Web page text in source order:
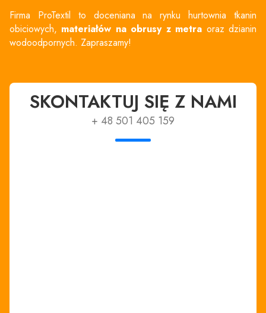
Firma ProTextil to doceniana na rynku hurtownia tkanin
obiciowych, materiałów na obrusy z metra oraz dzianin
wodoodpornych. Zapraszamy!
SKONTAKTUJ SIĘ Z NAMI
+ 48 501 405 159